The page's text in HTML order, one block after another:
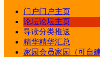
门户门户主页
论坛论坛主页
导读分类推送
精华精华汇总
家园会员家园（可自